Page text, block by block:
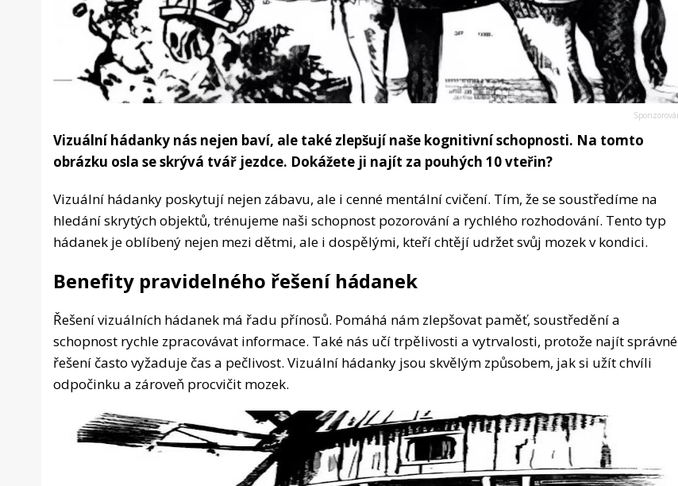
Vizuální hádanky nás nejen baví, ale také zlepšují naše kognitivní schopnosti. Na tomto
obrázku osla se skrývá tvář jezdce. Dokážete ji najít za pouhých 10 vteřin?
Vizuální hádanky poskytují nejen zábavu, ale i cenné mentální cvičení. Tím, že se soustředíme na
hledání skrytých objektů, trénujeme naši schopnost pozorování a rychlého rozhodování. Tento typ
hádanek je oblíbený nejen mezi dětmi, ale i dospělými, kteří chtějí udržet svůj mozek v kondici.
Benefity pravidelného řešení hádanek
Řešení vizuálních hádanek má řadu přínosů. Pomáhá nám zlepšovat paměť, soustředění a
schopnost rychle zpracovávat informace. Také nás učí trpělivosti a vytrvalosti, protože najít správné
řešení často vyžaduje čas a pečlivost. Vizuální hádanky jsou skvělým způsobem, jak si užít chvíli
odpočinku a zároveň procvičit mozek.